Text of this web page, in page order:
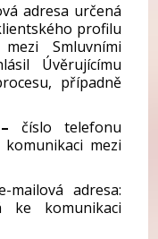
adresa určená
profilu
Smluvními
Úvěrujícímu
případně
číslo telefonu
mezi
mailová adresa:
ke komunikaci